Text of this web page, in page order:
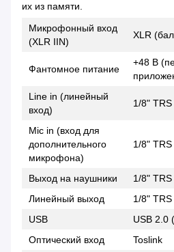
их из памяти.
Микрофонный вход
(XLR IIN)
XLR
Фантомное питание
+48 В
Line in (линейный
вход)
1/8" TRS
Mic in (вход для
дополнительного
микрофона)
1/8" TRS
Выход на наушники
1/8" TRS
Линейный выход
1/8" TRS
USB
USB 2.0
Оптический вход
Toslink